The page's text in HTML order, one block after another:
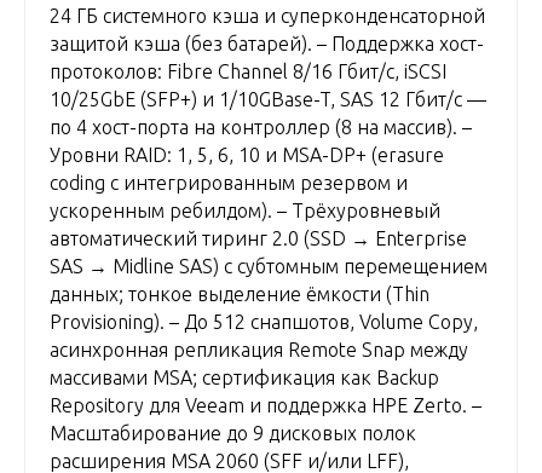
24 ГБ системного кэша и суперконденсаторной
защитой кэша (без батарей). – Поддержка хост-
протоколов: Fibre Channel 8/16 Гбит/с, iSCSI
10/25GbE (SFP+) и 1/10GBase-T, SAS 12 Гбит/с —
по 4 хост-порта на контроллер (8 на массив). –
Уровни RAID: 1, 5, 6, 10 и MSA-DP+ (erasure
coding с интегрированным резервом и
ускоренным ребилдом). – Трёхуровневый
автоматический тиринг 2.0 (SSD → Enterprise
SAS → Midline SAS) с субтомным перемещением
данных; тонкое выделение ёмкости (Thin
Provisioning). – До 512 снапшотов, Volume Copy,
асинхронная репликация Remote Snap между
массивами MSA; сертификация как Backup
Repository для Veeam и поддержка HPE Zerto. –
Масштабирование до 9 дисковых полок
расширения MSA 2060 (SFF и/или LFF),